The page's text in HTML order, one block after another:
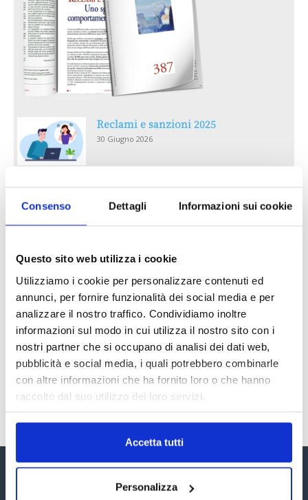
Consenso Dettagli Informazioni sui cookie
Questo sito web utilizza i cookie
Utilizziamo i cookie per personalizzare contenuti ed
annunci, per fornire funzionalità dei social media e per
analizzare il nostro traffico. Condividiamo inoltre
informazioni sul modo in cui utilizza il nostro sito con i
nostri partner che si occupano di analisi dei dati web,
pubblicità e social media, i quali potrebbero combinarle
con altre informazioni che ha fornito loro o che hanno
raccolto dal suo utilizzo dei loro servizi.
Accetta tutti
Personalizza
Reclami e sanzioni 2025
30 Giugno 2026
RECENSIONI E CRISI DIGITALI
Il “Modulo CAI” diventa digitale
30 Giugno 2026
TUTTI GLI ARTICOLI DEL MESE
Assinform Editore